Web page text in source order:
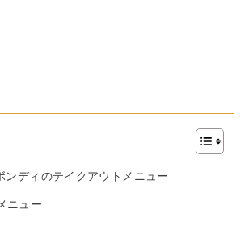
ンディのテイクアウトメニュー
ニュー